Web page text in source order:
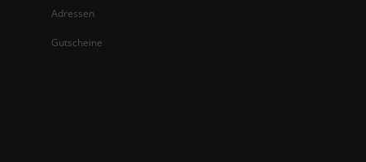
Adressen
Gutscheine